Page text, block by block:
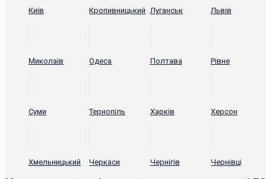
Київ Кропивницький Луганськ Львів
Миколаїв Одеса Полтава Рівне
Суми Тернопіль Харків Херсон
Хмельницький Черкаси Чернігів Чернівці